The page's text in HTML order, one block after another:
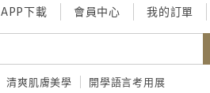
APP下載 會員中心 我的訂單
清爽肌膚美學 開學語言考用展